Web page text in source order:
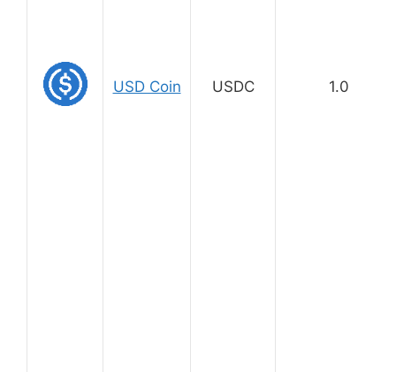
USD Coin USDC 1.0